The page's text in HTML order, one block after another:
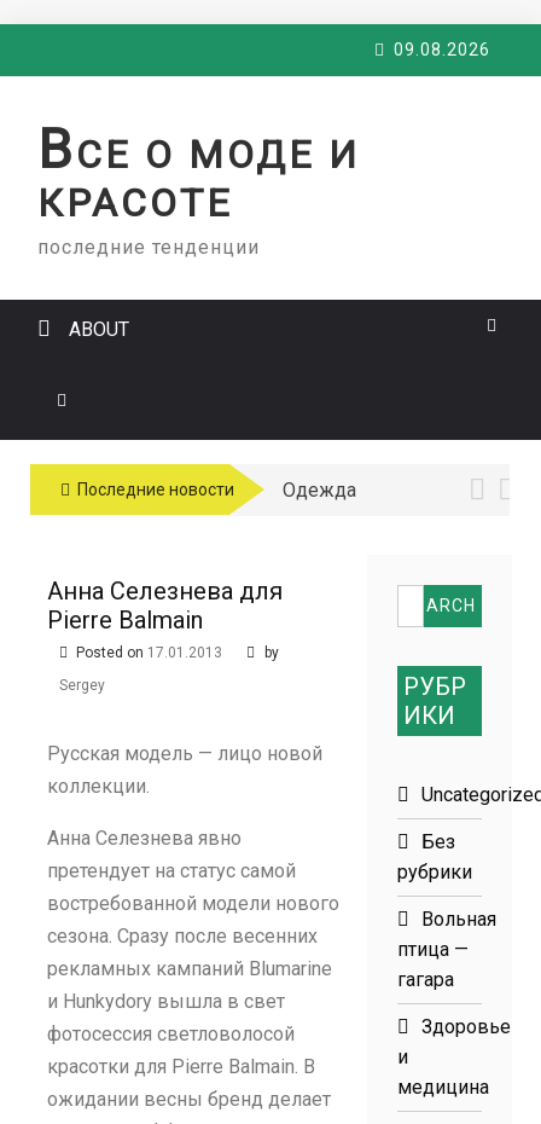
09.08.2026
ВСЕ О МОДЕ И
КРАСОТЕ
последние тенденции
ABOUT
Последние новости
Одежда
Анна Селезнева для
Pierre Balmain
Posted on 17.01.2013
by
Sergey
Русская модель — лицо новой
коллекции.
Анна Селезнева явно
претендует на статус самой
востребованной модели нового
сезона. Сразу после весенних
рекламных кампаний Blumarine
и Hunkydory вышла в свет
фотосессия светловолосой
красотки для Pierre Balmain. В
ожидании весны бренд делает
Search
for:
РУБР
ИКИ
Без
рубрики
Вольная
птица —
гагара
Здоровье
и
медицина